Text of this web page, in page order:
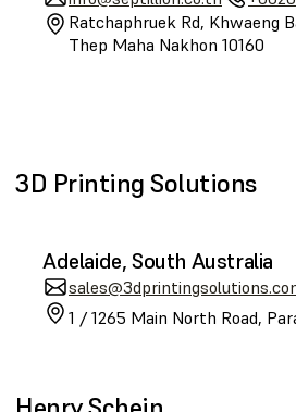
Ratchaphruek Rd, Khwaeng
Thep Maha Nakhon 10160
3D Printing Solutions
Adelaide, South Australia
1 / 1265 Main North Road,